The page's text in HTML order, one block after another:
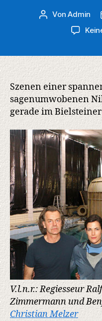
Beitragsautor
VonAdmin
Szenen einer
sagenumwobenen
gerade im
V.l.n.r.: Regiesseur
Zimmermann und
Christian Melzer